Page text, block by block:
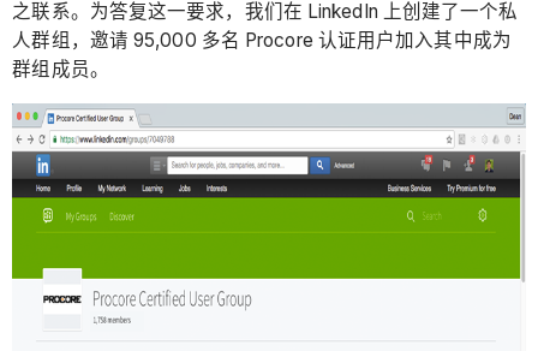
之联系。为答复这一要求，我们在 LinkedIn 上创建了一个私
人群组，邀请 95,000 多名 Procore 认证用户加入其中成为
群组成员。